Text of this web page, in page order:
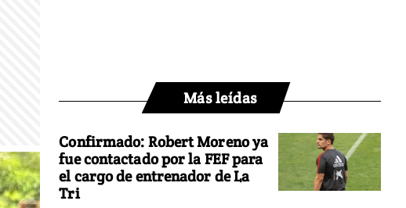
Más leídas
Confirmado: Robert Moreno ya
fue contactado por la FEF para
el cargo de entrenador de La
Tri